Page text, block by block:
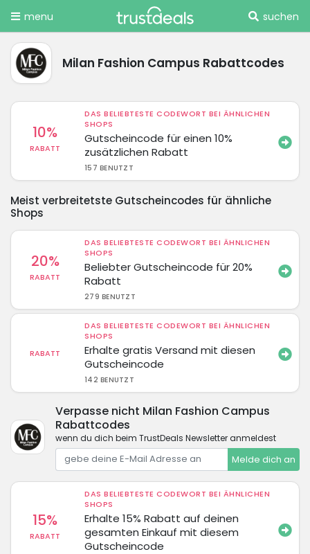
menu suchen
Milan Fashion Campus Rabattcodes
10%
RABATT
DAS BELIEBTESTE CODEWORT BEI ÄHNLICHEN
SHOPS
Gutscheincode für einen 10%
zusätzlichen Rabatt
157 BENUTZT
Meist verbreitetste Gutscheincodes für ähnliche
Shops
20%
RABATT
DAS BELIEBTESTE CODEWORT BEI ÄHNLICHEN
SHOPS
Beliebter Gutscheincode für 20%
Rabatt
279 BENUTZT
RABATT
DAS BELIEBTESTE CODEWORT BEI ÄHNLICHEN
SHOPS
Erhalte gratis Versand mit diesen
Gutscheincode
142 BENUTZT
Verpasse nicht Milan Fashion Campus
Rabattcodes
wenn du dich beim TrustDeals Newsletter anmeldest
Melde dich an
15%
RABATT
DAS BELIEBTESTE CODEWORT BEI ÄHNLICHEN
SHOPS
Erhalte 15% Rabatt auf deinen
gesamten Einkauf mit diesem
Gutscheincode